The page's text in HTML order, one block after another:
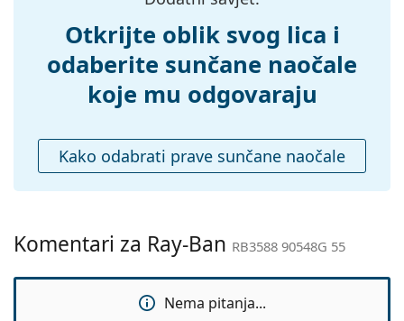
Pogledajte cijelu ponudusunčanih naočala, gdje
možete pronaći više stilova omiljenih marki.
Kutijica:
Da
Da
Ostalo
Spol:
Muške
Kategorija:
Sunčane naočale
Upotreba:
Moda
Otkrijte oblik svog lica i
odaberite sunčane naočale
koje mu odgovaraju
Kako odabrati prave sunčane naočale
Komentari za Ray-Ban RB3588 90548G 55
Nema pitanja...